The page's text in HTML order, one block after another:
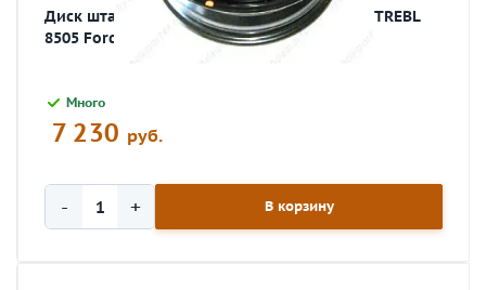
Диск штамп .5,5x15 5x160/60 d 65,1 (Black) TREBL
8505 Ford Tranzit
Много
7 230 руб.
- + В корзину